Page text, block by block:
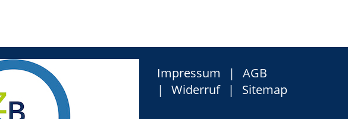
Impressum
AGB
Widerruf
Sitemap